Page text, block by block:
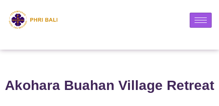
Akohara Buahan Village Retreat